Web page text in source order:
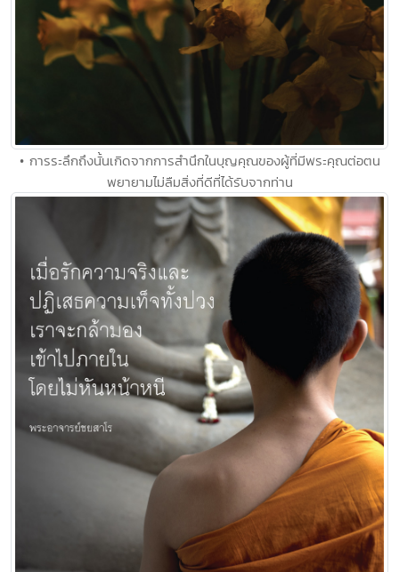
• การระลึกถึงนั้นเกิดจากการสำนึกในบุญคุณของผู้ที่มีพระคุณต่อตน
พยายามไม่ลืมสิ่งที่ดีที่ได้รับจากท่าน